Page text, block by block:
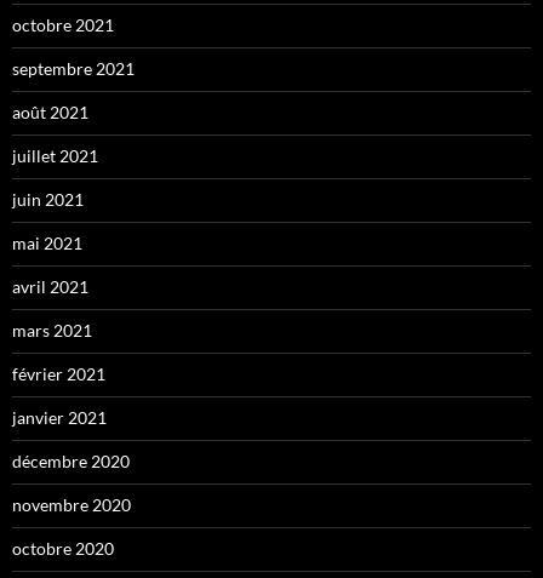
octobre 2021
septembre 2021
août 2021
juillet 2021
juin 2021
mai 2021
avril 2021
mars 2021
février 2021
janvier 2021
décembre 2020
novembre 2020
octobre 2020